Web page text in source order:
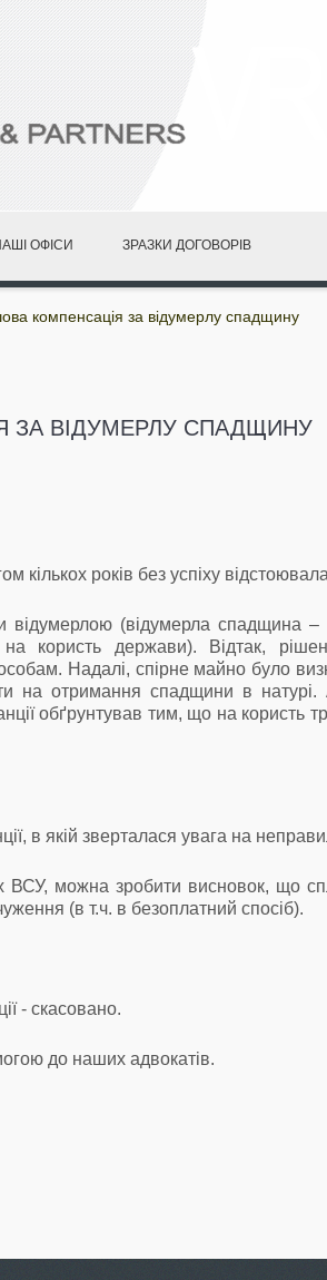
ОФІСИ ЗРАЗКИ ДОГОВОРІВ
компенсація за відумерлу спадщину
ЗА ВІДУМЕРЛУ СПАДЩИНУ
кількох років без успіху
(відумерла спадщина –
користь держави). Відтак,
Надалі, спірне майно було
на отримання спадщини в натурі.
обґрунтував тим, що на
в якій зверталася увага на
ВСУ, можна зробити висновок, що
(в т.ч. в безоплатний спосіб).
- скасовано.
до наших адвокатів.